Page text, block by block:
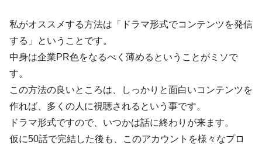
私がオススメする方法は「ドラマ形式でコンテンツを発信
する」ということです。
中身は企業PR色をなるべく薄めるということがミソで
す。
この方法の良いところは、しっかりと面白いコンテンツを
作れば、多くの人に視聴されるという事です。
ドラマ形式ですので、いつかは話に終わりが来ます。
仮に50話で完結した後も、このアカウントを様々なプロ